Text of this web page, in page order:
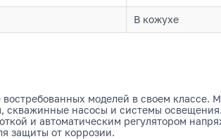
В кожухе
моделей в своем
скважинные насосы и системы
и автоматическим регулятором
защиты от коррозии.